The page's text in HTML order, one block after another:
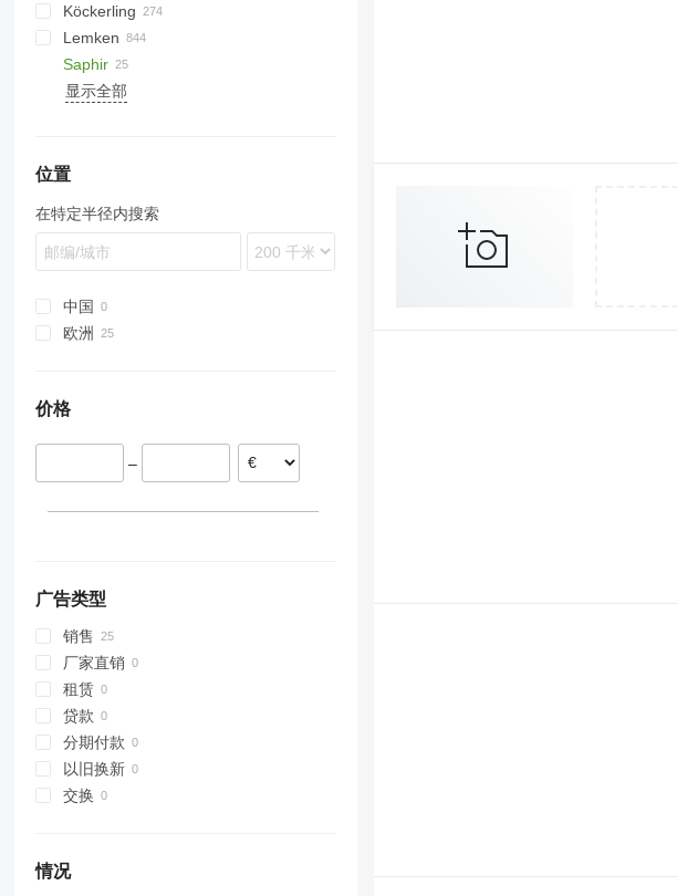
Vibromulch
Cayros
Cenio
Cenius
Centaur
Teres
Tyrok
Terraland
Versatill VN
ROTANET
RMX
Tiger Mate
160
D series
F-series
Multiflex
Powerchain
RolloMaximum
Taifun
Twister
Vibrostar
Pinocchio
UFO
SPSL
Voyager S
FA
GF
HT
KS
Cura
Finer
Joker
Optipack
512
637
980
2210
Komet
Stratos
X-Cut Solo
Cultimer
Discover
FC
GMD
MultiMaster
Optimer
Prolander
Tbes
Vari-Master
Accord
EG
ES
Enduro
Qualidisc
RB
RG
RN
RS
Köckerling
Allrounder
Quadro
Rebell Classic
Lemken
Diamant
EurOpal
Karat
Kompaktor
Koralin
Korund
Kristall
VariOpal
VariTitan
PR
Barbi
Birba
DM
Giraffa S
H-series
Jolly
L-series
WDL
MU
KR
Master
Favorit
5-35
Grizzly
Raptor
Flexcare V
Fox
Synkro
Terradisc
Terria
Atlant
BP
Albatros
Blue Bird
Kormoran
PKE
Star
Sturmvogel
Super-Albatros
Eurostar
Tukan
U671
U693
FPM RD 300
GAL-C 3.0
HKK
Kangu
Saphir
AllStar
5026
H3
Alfa
ArcoAgro
MU
KL
KZK
ARES
GRS
XMS
G-series
BioDrill
Rollex
Spirit
Swift
TopDown
Woodcracker
2800
Disc Master Pro
显示全部
位置
在特定半径内搜索
中国
欧洲
价格
–
广告类型
销售
厂家直销
租赁
贷款
分期付款
以旧换新
交换
情况